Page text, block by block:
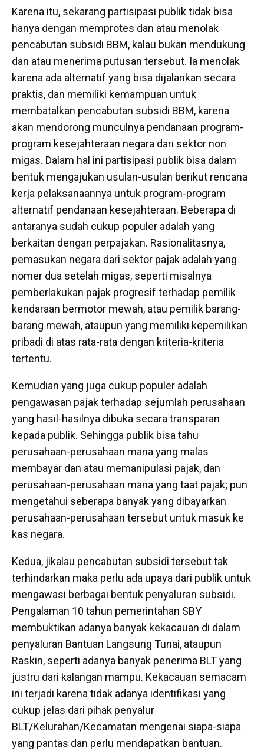
Karena itu, sekarang partisipasi publik tidak bisa
hanya dengan memprotes dan atau menolak
pencabutan subsidi BBM, kalau bukan mendukung
dan atau menerima putusan tersebut. Ia menolak
karena ada alternatif yang bisa dijalankan secara
praktis, dan memiliki kemampuan untuk
membatalkan pencabutan subsidi BBM, karena
akan mendorong munculnya pendanaan program-
program kesejahteraan negara dari sektor non
migas. Dalam hal ini partisipasi publik bisa dalam
bentuk mengajukan usulan-usulan berikut rencana
kerja pelaksanaannya untuk program-program
alternatif pendanaan kesejahteraan. Beberapa di
antaranya sudah cukup populer adalah yang
berkaitan dengan perpajakan. Rasionalitasnya,
pemasukan negara dari sektor pajak adalah yang
nomer dua setelah migas, seperti misalnya
pemberlakukan pajak progresif terhadap pemilik
kendaraan bermotor mewah, atau pemilik barang-
barang mewah, ataupun yang memiliki kepemilikan
pribadi di atas rata-rata dengan kriteria-kriteria
tertentu.
Kemudian yang juga cukup populer adalah
pengawasan pajak terhadap sejumlah perusahaan
yang hasil-hasilnya dibuka secara transparan
kepada publik. Sehingga publik bisa tahu
perusahaan-perusahaan mana yang malas
membayar dan atau memanipulasi pajak, dan
perusahaan-perusahaan mana yang taat pajak; pun
mengetahui seberapa banyak yang dibayarkan
perusahaan-perusahaan tersebut untuk masuk ke
kas negara.
Kedua, jikalau pencabutan subsidi tersebut tak
terhindarkan maka perlu ada upaya dari publik untuk
mengawasi berbagai bentuk penyaluran subsidi.
Pengalaman 10 tahun pemerintahan SBY
membuktikan adanya banyak kekacauan di dalam
penyaluran Bantuan Langsung Tunai, ataupun
Raskin, seperti adanya banyak penerima BLT yang
justru dari kalangan mampu. Kekacauan semacam
ini terjadi karena tidak adanya identifikasi yang
cukup jelas dari pihak penyalur
BLT/Kelurahan/Kecamatan mengenai siapa-siapa
yang pantas dan perlu mendapatkan bantuan.